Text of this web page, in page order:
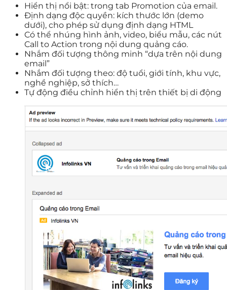
Hiển thị nổi bật: trong tab Promotion của email.
Định dạng độc quyền: kích thước lớn (demo
dưới), cho phép sử dụng định dạng HTML
Có thể nhúng hình ảnh, video, biểu mẫu, các nút
Call to Action trong nội dung quảng cáo.
Nhắm đối tượng thông minh “dựa trên nội dung
email”
Nhắm đối tượng theo: độ tuổi, giới tính, khu vực,
nghề nghiệp, sở thích…
Tự động điều chỉnh hiển thị trên thiết bị di động